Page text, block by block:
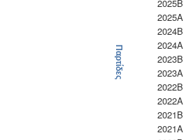
Παρτίδες
2025B
2025A
2024B
2024A
2023B
2023Α
2022B
2022A
2021B
2021A